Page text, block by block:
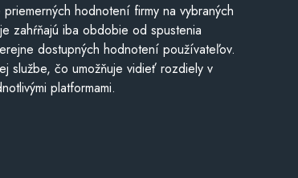
hodnotení firmy na vybraných
zahŕňajú iba obdobie od spustenia
dostupných hodnotení používateľov.
službe, čo umožňuje vidieť rozdiely v
platformami.